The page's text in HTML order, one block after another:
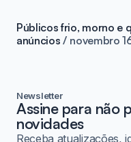
Públicos frio, morno e
anúncios
novembro
Newsletter
Assine para não
novidades
Receba atualizações,